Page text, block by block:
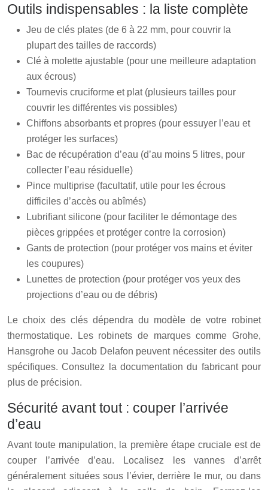
Outils indispensables : la liste complète
Jeu de clés plates (de 6 à 22 mm, pour couvrir la
plupart des tailles de raccords)
Clé à molette ajustable (pour une meilleure adaptation
aux écrous)
Tournevis cruciforme et plat (plusieurs tailles pour
couvrir les différentes vis possibles)
Chiffons absorbants et propres (pour essuyer l’eau et
protéger les surfaces)
Bac de récupération d’eau (d’au moins 5 litres, pour
collecter l’eau résiduelle)
Pince multiprise (facultatif, utile pour les écrous
difficiles d’accès ou abîmés)
Lubrifiant silicone (pour faciliter le démontage des
pièces grippées et protéger contre la corrosion)
Gants de protection (pour protéger vos mains et éviter
les coupures)
Lunettes de protection (pour protéger vos yeux des
projections d’eau ou de débris)
Le choix des clés dépendra du modèle de votre robinet
thermostatique. Les robinets de marques comme Grohe,
Hansgrohe ou Jacob Delafon peuvent nécessiter des outils
spécifiques. Consultez la documentation du fabricant pour
plus de précision.
Sécurité avant tout : couper l’arrivée
d’eau
Avant toute manipulation, la première étape cruciale est de
couper l’arrivée d’eau. Localisez les vannes d’arrêt
généralement situées sous l’évier, derrière le mur, ou dans